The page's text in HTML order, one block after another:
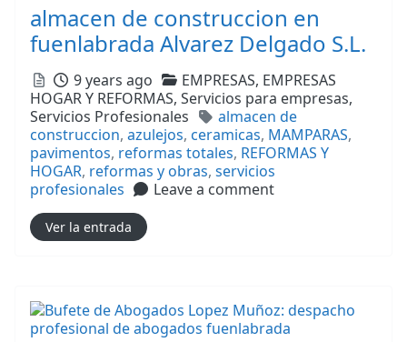
almacen de construccion en
fuenlabrada Alvarez Delgado S.L.
Posted
9 years ago Categories
EMPRESAS, EMPRESAS
HOGAR Y REFORMAS, Servicios para empresas,
Servicios Profesionales
Tags
almacen de
construccion, azulejos, ceramicas, MAMPARAS,
pavimentos, reformas totales, REFORMAS Y
HOGAR, reformas y obras, servicios
profesionales
Leave a comment
Ver la entrada